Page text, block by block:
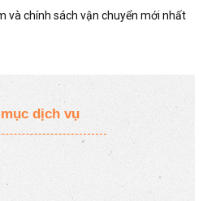
và chính sách vận chuyển mới nhất
dịch vụ